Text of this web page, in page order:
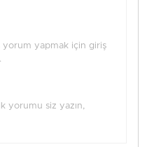
yorum yapmak için giriş
yorumu siz yazın,